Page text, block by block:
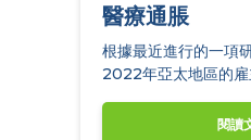
醫療通脹
根據最近進行的一項
2022年亞太地區的
閱讀